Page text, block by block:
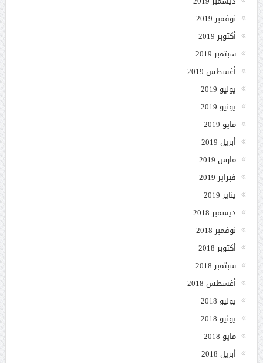
نوفمبر 2019
أكتوبر 2019
سبتمبر 2019
أغسطس 2019
يوليو 2019
يونيو 2019
مايو 2019
أبريل 2019
مارس 2019
فبراير 2019
يناير 2019
ديسمبر 2018
نوفمبر 2018
أكتوبر 2018
سبتمبر 2018
أغسطس 2018
يوليو 2018
يونيو 2018
مايو 2018
أبريل 2018